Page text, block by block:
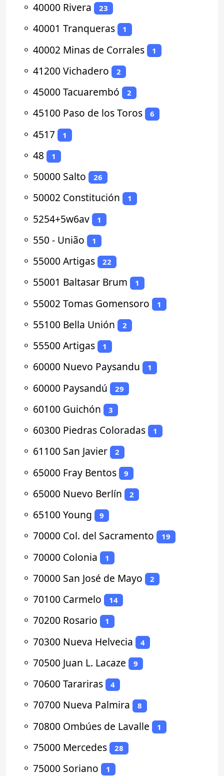
⚬ 40000 Rivera 23
⚬ 40001 Tranqueras 1
⚬ 40002 Minas de Corrales 1
⚬ 41200 Vichadero 2
⚬ 45000 Tacuarembó 2
⚬ 45100 Paso de los Toros 6
⚬ 4517 1
⚬ 48 1
⚬ 50000 Salto 26
⚬ 50002 Constitución 1
⚬ 5254+5w6av 1
⚬ 550 - União 1
⚬ 55000 Artigas 22
⚬ 55001 Baltasar Brum 1
⚬ 55002 Tomas Gomensoro 1
⚬ 55100 Bella Unión 2
⚬ 55500 Artigas 1
⚬ 60000 Nuevo Paysandu 1
⚬ 60000 Paysandú 29
⚬ 60100 Guichón 3
⚬ 60300 Piedras Coloradas 1
⚬ 61100 San Javier 2
⚬ 65000 Fray Bentos 9
⚬ 65000 Nuevo Berlín 2
⚬ 65100 Young 9
⚬ 70000 Col. del Sacramento 19
⚬ 70000 Colonia 1
⚬ 70000 San José de Mayo 2
⚬ 70100 Carmelo 14
⚬ 70200 Rosario 1
⚬ 70300 Nueva Helvecia 4
⚬ 70500 Juan L. Lacaze 9
⚬ 70600 Tarariras 4
⚬ 70700 Nueva Palmira 8
⚬ 70800 Ombúes de Lavalle 1
⚬ 75000 Mercedes 28
⚬ 75000 Soriano 1